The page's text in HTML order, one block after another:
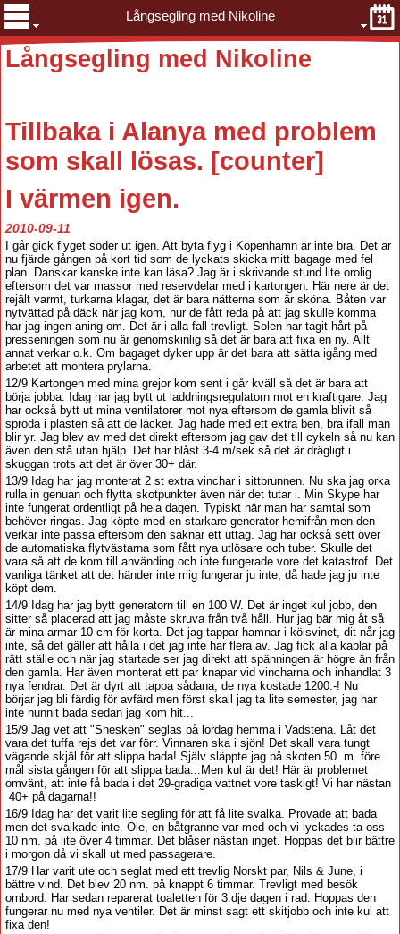
Långsegling med Nikoline
Långsegling med Nikoline
Tillbaka i Alanya med problem
som skall lösas. [counter]
I värmen igen.
2010-09-11
I går gick flyget söder ut igen. Att byta flyg i Köpenhamn är inte bra. Det är
nu fjärde gången på kort tid som de lyckats skicka mitt bagage med fel
plan. Danskar kanske inte kan läsa? Jag är i skrivande stund lite orolig
eftersom det var massor med reservdelar med i kartongen. Här nere är det
rejält varmt, turkarna klagar, det är bara nätterna som är sköna. Båten var
nytvättad på däck när jag kom, hur de fått reda på att jag skulle komma
har jag ingen aning om. Det är i alla fall trevligt. Solen har tagit hårt på
presseningen som nu är genomskinlig så det är bara att fixa en ny. Allt
annat verkar o.k. Om bagaget dyker upp är det bara att sätta igång med
arbetet att montera prylarna.
12/9 Kartongen med mina grejor kom sent i går kväll så det är bara att
börja jobba. Idag har jag bytt ut laddningsregulatorn mot en kraftigare. Jag
har också bytt ut mina ventilatorer mot nya eftersom de gamla blivit så
spröda i plasten så att de läcker. Jag hade med ett extra ben, bra ifall man
blir yr. Jag blev av med det direkt eftersom jag gav det till cykeln så nu kan
även den stå utan hjälp. Det har blåst 3-4 m/sek så det är drägligt i
skuggan trots att det är över 30+ där.
13/9 Idag har jag monterat 2 st extra vinchar i sittbrunnen. Nu ska jag orka
rulla in genuan och flytta skotpunkter även när det tutar i. Min Skype har
inte fungerat ordentligt på hela dagen. Typiskt när man har samtal som
behöver ringas. Jag köpte med en starkare generator hemifrån men den
verkar inte passa eftersom den saknar ett uttag. Jag har också sett över
de automatiska flytvästarna som fått nya utlösare och tuber. Skulle det
vara så att de kom till använding och inte fungerade vore det katastrof. Det
vanliga tänket att det händer inte mig fungerar ju inte, då hade jag ju inte
köpt dem.
14/9 Idag har jag bytt generatorn till en 100 W. Det är inget kul jobb, den
sitter så placerad att jag måste skruva från två håll. Hur jag bär mig åt så
är mina armar 10 cm för korta. Det jag tappar hamnar i kölsvinet, dit når jag
inte, så det gäller att hålla i det jag inte har flera av. Jag fick alla kablar på
rätt ställe och när jag startade ser jag direkt att spänningen är högre än från
den gamla. Har även monterat ett par knapar vid vincharna och inhandlat 3
nya fendrar. Det är dyrt att tappa sådana, de nya kostade 1200:-! Nu
börjar jag bli färdig för avfärd men först skall jag ta lite semester, jag har
inte hunnit bada sedan jag kom hit...
15/9 Jag vet att "Snesken" seglas på lördag hemma i Vadstena. Låt det
vara det tuffa rejs det var förr. Vinnaren ska i sjön! Det skall vara tungt
vägande skjäl för att slippa bada! Själv släppte jag på skoten 50 m. före
mål sista gången för att slippa bada...Men kul är det! Här är problemet
omvänt, att inte få bada i det 29-gradiga vattnet vore taskigt! Vi har nästan
40+ på dagarna!!
16/9 Idag har det varit lite segling för att få lite svalka. Provade att bada
men det svalkade inte. Ole, en båtgranne var med och vi lyckades ta oss
10 nm. på lite över 4 timmar. Det blåser nästan inget. Hoppas det blir bättre
i morgon då vi skall ut med passagerare.
17/9 Har varit ute och seglat med ett trevlig Norskt par, Nils & June, i
bättre vind. Det blev 20 nm. på knappt 6 timmar. Trevligt med besök
ombord. Har sedan reparerat toaletten för 3:dje dagen i rad. Hoppas den
fungerar nu med nya ventiler. Det är minst sagt ett skitjobb och inte kul att
fixa den!